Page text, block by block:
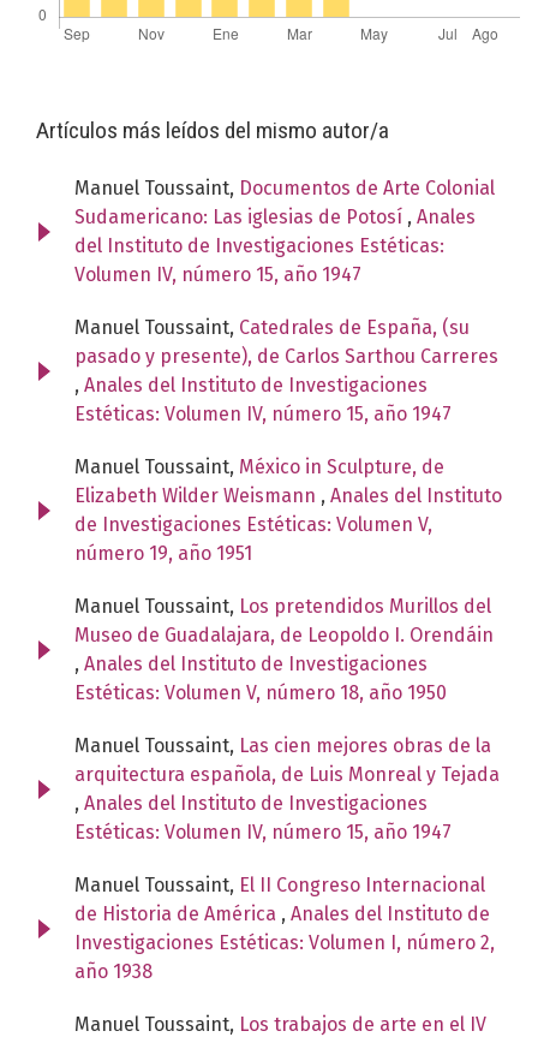
Artículos más leídos del mismo autor/a
Manuel Toussaint, Documentos de Arte Colonial
Sudamericano: Las iglesias de Potosí , Anales
del Instituto de Investigaciones Estéticas:
Volumen IV, número 15, año 1947
Manuel Toussaint, Catedrales de España, (su
pasado y presente), de Carlos Sarthou Carreres
, Anales del Instituto de Investigaciones
Estéticas: Volumen IV, número 15, año 1947
Manuel Toussaint, México in Sculpture, de
Elizabeth Wilder Weismann , Anales del Instituto
de Investigaciones Estéticas: Volumen V,
número 19, año 1951
Manuel Toussaint, Los pretendidos Murillos del
Museo de Guadalajara, de Leopoldo I. Orendáin
, Anales del Instituto de Investigaciones
Estéticas: Volumen V, número 18, año 1950
Manuel Toussaint, Las cien mejores obras de la
arquitectura española, de Luis Monreal y Tejada
, Anales del Instituto de Investigaciones
Estéticas: Volumen IV, número 15, año 1947
Manuel Toussaint, El II Congreso Internacional
de Historia de América , Anales del Instituto de
Investigaciones Estéticas: Volumen I, número 2,
año 1938
Manuel Toussaint, Los trabajos de arte en el IV